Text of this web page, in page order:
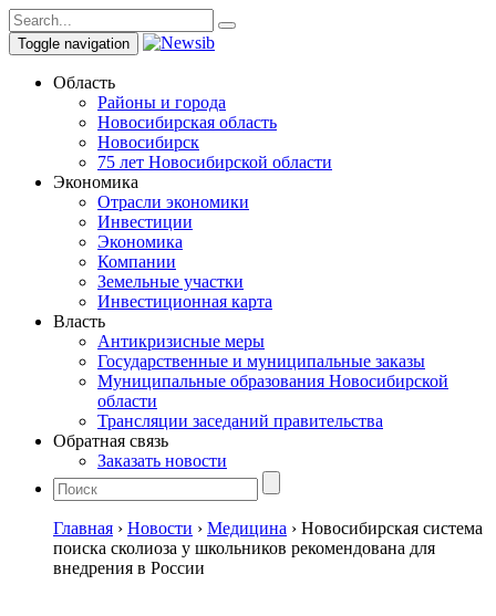
Toggle navigation
Область
Районы и города
Новосибирская область
Новосибирск
75 лет Новосибирской области
Экономика
Отрасли экономики
Инвестиции
Экономика
Компании
Земельные участки
Инвестиционная карта
Власть
Антикризисные меры
Государственные и муниципальные заказы
Муниципальные образования Новосибирской
области
Трансляции заседаний правительства
Обратная связь
Заказать новости
Главная › Новости › Медицина › Новосибирская система
поиска сколиоза у школьников рекомендована для
внедрения в России